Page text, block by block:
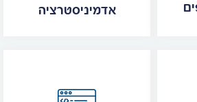
אדמיניסטרציה